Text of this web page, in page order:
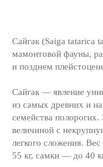
Сайгак (Saiga tatarica
мамонтовой фауны,
и позднем
Сайгак — явление
из самых древних и
семейства
величиной с
легкого сложения.
55 кг, самки — до 40